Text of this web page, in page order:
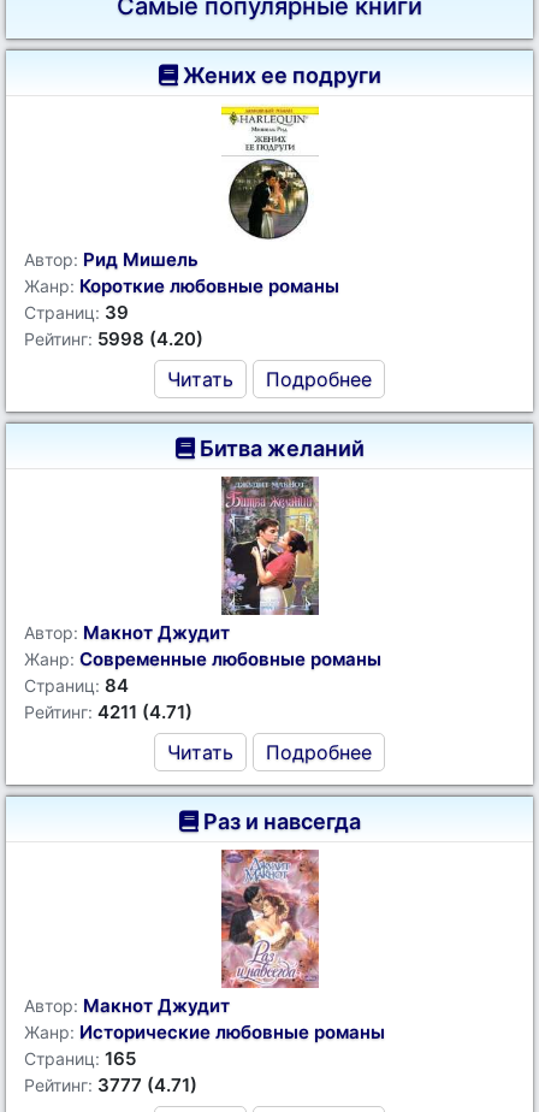
Самые популярные книги
Жених ее подруги
Автор: Рид Мишель
Жанр: Короткие любовные романы
Страниц: 39
Рейтинг: 5998 (4.20)
Читать Подробнее
Битва желаний
Автор: Макнот Джудит
Жанр: Современные любовные романы
Страниц: 84
Рейтинг: 4211 (4.71)
Читать Подробнее
Раз и навсегда
Автор: Макнот Джудит
Жанр: Исторические любовные романы
Страниц: 165
Рейтинг: 3777 (4.71)